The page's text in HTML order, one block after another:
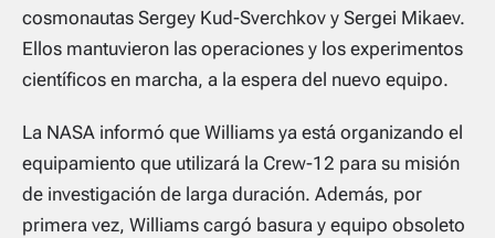
cosmonautas Sergey Kud-Sverchkov y Sergei Mikaev.
Ellos mantuvieron las operaciones y los experimentos
científicos en marcha, a la espera del nuevo equipo.
La NASA informó que Williams ya está organizando el
equipamiento que utilizará la Crew-12 para su misión
de investigación de larga duración. Además, por
primera vez, Williams cargó basura y equipo obsoleto